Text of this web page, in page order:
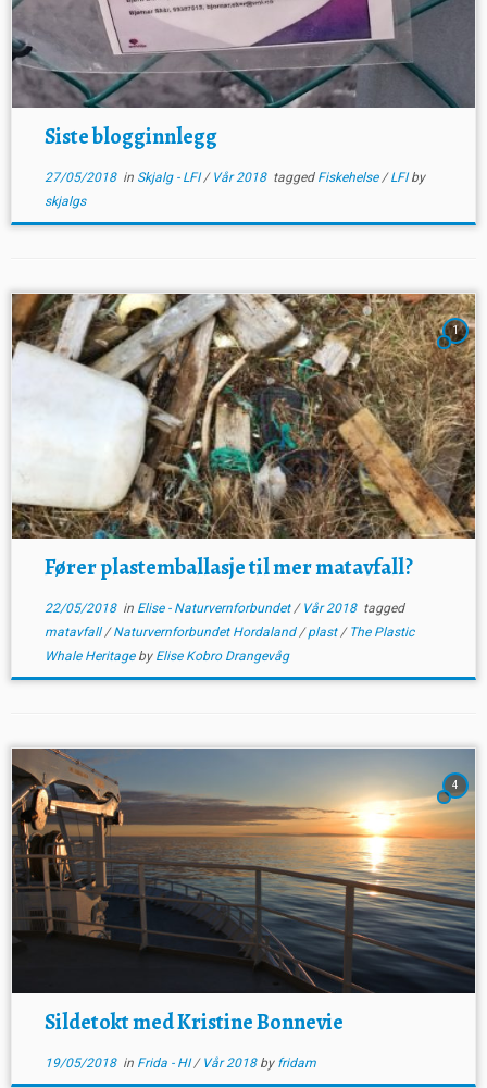
Siste blogginnlegg
27/05/2018in Skjalg - LFI/ Vår 2018 tagged Fiskehelse/LFIby
skjalgs
1
Fører plastemballasje til mer matavfall?
22/05/2018in Elise - Naturvernforbundet/ Vår 2018 tagged
matavfall/Naturvernforbundet Hordaland/plast/ The Plastic
Whale Heritage by Elise Kobro Drangevåg
4
Sildetokt med Kristine Bonnevie
19/05/2018in Frida - HI/ Vår 2018 by fridam